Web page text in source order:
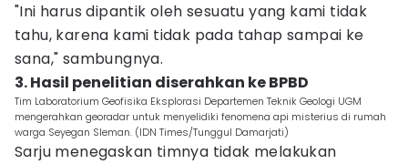
"Ini harus dipantik oleh sesuatu yang kami tidak
tahu, karena kami tidak pada tahap sampai ke
sana," sambungnya.
3. Hasil penelitian diserahkan ke BPBD
Tim Laboratorium Geofisika Eksplorasi Departemen Teknik Geologi UGM
mengerahkan georadar untuk menyelidiki fenomena api misterius di rumah
warga Seyegan Sleman. (IDN Times/Tunggul Damarjati)
Sarju menegaskan timnya tidak melakukan